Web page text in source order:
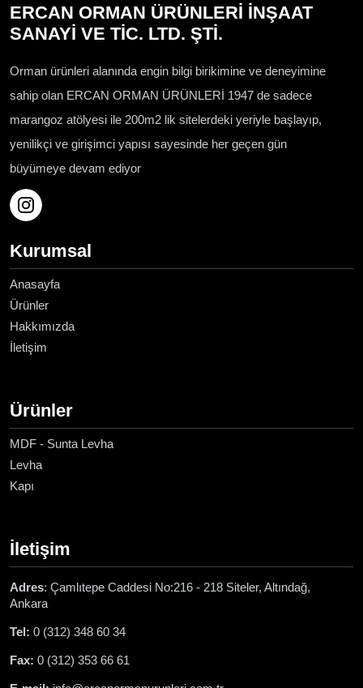
ERCAN ORMAN ÜRÜNLERİ İNŞAAT
SANAYİ VE TİC. LTD. ŞTİ.
Orman ürünleri alanında engin bilgi birikimine ve deneyimine
sahip olan ERCAN ORMAN ÜRÜNLERİ 1947 de sadece
marangoz atölyesi ile 200m2 lik sitelerdeki yeriyle başlayıp,
yenilikçi ve girişimci yapısı sayesinde her geçen gün
büyümeye devam ediyor
Kurumsal
Anasayfa
Ürünler
Hakkımızda
İletişim
Ürünler
MDF - Sunta Levha
Levha
Kapı
İletişim
Adres: Çamlıtepe Caddesi No:216 - 218 Siteler, Altındağ,
Ankara
Tel: 0 (312) 348 60 34
Fax: 0 (312) 353 66 61